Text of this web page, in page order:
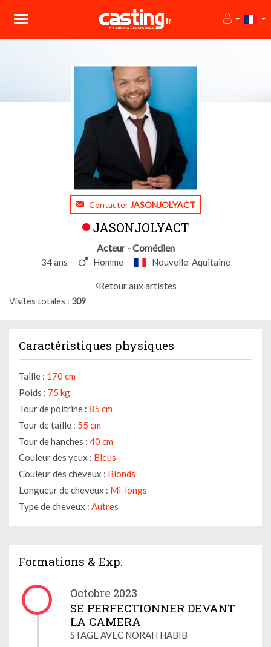
ContacterJASONJOLYACT
JASONJOLYACT
Acteur - Comédien
34 ans Homme Nouvelle-Aquitaine
Retour aux artistes
Visites totales 309
Caractéristiques physiques
Taille : 170 cm
Poids : 75 kg
Tour de poitrine : 85 cm
Tour de taille : 55 cm
Tour de hanches : 40 cm
Couleur des yeux : Bleus
Couleur des cheveux : Blonds
Longueur de cheveux : Mi-longs
Type de cheveux : Autres
Formations & Exp.
Octobre 2023
SE PERFECTIONNER DEVANT
LA CAMERA
STAGE AVEC NORAH HABIB